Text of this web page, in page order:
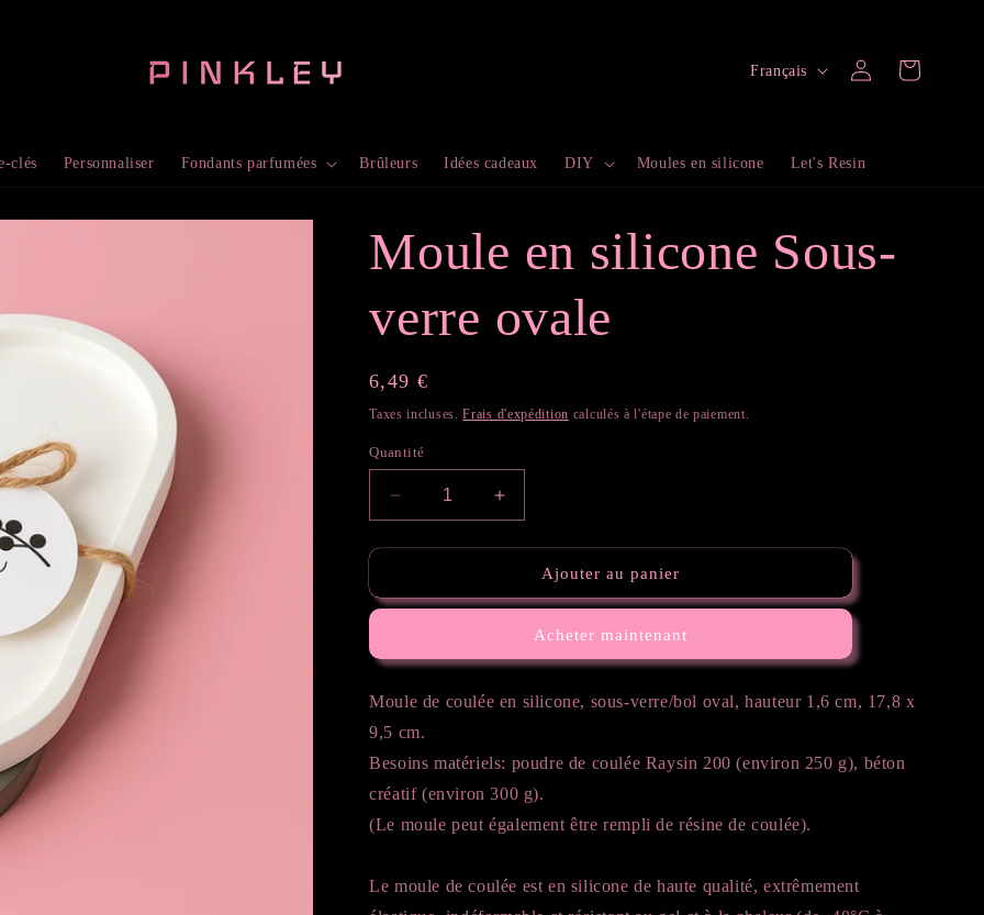
clés Personnaliser Fondants parfumées Brûleurs Idées cadeaux DIY Moules en silicone Let's Resin
L
e
Français Connexion Panier
Moule en silicone Sous-
verre ovale
Prix
habituel
6,49 €
Taxes incluses.Frais d'expédition calculés à l'étape de paiement.
Quantité
Réduire
la
quantité
Moule
Sous-
ovale
Augmenter
la
quantité
Moule
silicone
Sous-
ovale
Ajouter au panier
Acheter maintenant
Moule de coulée en silicone, sous-verre/bol oval, hauteur 1,6 cm, 17,8 x
9,5 cm.
Besoins matériels: poudre de coulée Raysin 200 (environ 250 g), béton
créatif (environ 300 g).
(Le moule peut également être rempli de résine de coulée).
Le moule de coulée est en silicone de haute qualité, extrêmement